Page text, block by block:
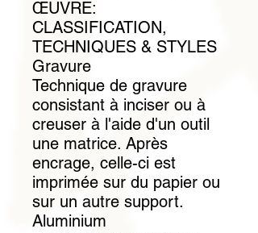
ŒUVRE:
CLASSIFICATION,
TECHNIQUES & STYLES
Gravure
Technique de gravure
consistant à inciser ou à
creuser à l'aide d'un outil
une matrice. Après
encrage, celle-ci est
imprimée sur du papier ou
sur un autre support.
Aluminium